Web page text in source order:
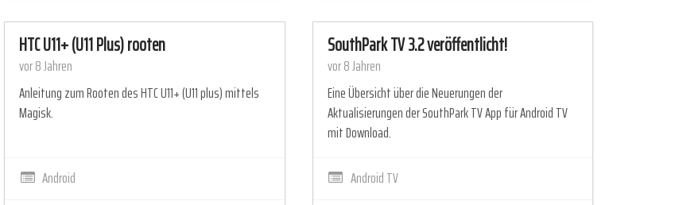
HTC U11+ (U11 Plus) rooten
vor 8 Jahren
Anleitung zum Rooten des HTC U11+ (U11 plus) mittels
Magisk.
Android
SouthPark TV 3.2 veröffentlicht!
vor 8 Jahren
Eine Übersicht über die Neuerungen der
Aktualisierungen der SouthPark TV App für Android TV
mit Download.
Android TV